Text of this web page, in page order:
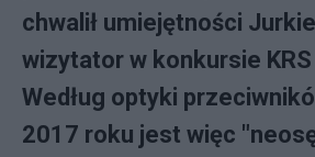
chwalił umiejętności
wizytator w konkursie
Według optyki
2017 roku jest więc